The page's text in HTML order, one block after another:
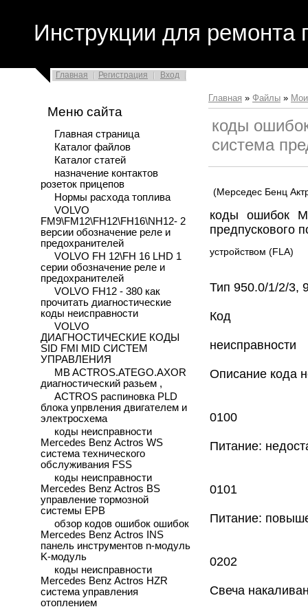
Инструкции для ремонта
Главная Регистрация Вход
Меню сайта
Главная страница
Каталог файлов
Каталог статей
назначение контактов
розеток прицепов
Нормы расхода топлива
VOLVO
FM9\FM12\FH12\FH16\NH12- 2
версии обозначение реле и
предохранителей
VOLVO FH 12\FH 16 LHD 1
серии обозначение реле и
предохранителей
VOLVO FH12 - 380 как
прочитать диагностические
коды неисправности
VOLVO
ДИАГНОСТИЧЕСКИЕ КОДЫ
SID FMI MID СИСТЕМ
УПРАВЛЕНИЯ
MB ACTROS.ATEGO.AXOR
диагностический разьем ,
ACTROS распиновка PLD
блока упрвления двигателем и
электросхема
коды неисправности
Mercedes Benz Actros WS
система технического
обслуживания FSS
коды неисправности
Mercedes Benz Actros BS
управление тормозной
системы EPB
обзор кодов ошибок ошибок
Mercedes Benz Actros INS
панель инструментов n-модуль
K-модуль
коды неисправности
Mercedes Benz Actros HZR
система управления
отоплением
Главная » Файлы »
коды
система
(Мерседес Бенц
коды ошибок
предпускового
устройством (FLA)
Тип 950.0/1/2/3,
Код
неисправности
Описание кода
0100
Питание:
0101
Питание:
0202
Свеча